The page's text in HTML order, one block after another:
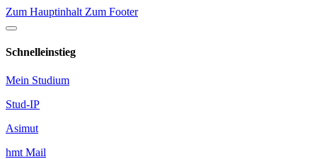
Zum Hauptinhalt Zum Footer
Schnelleinstieg
Mein Studium
Stud-IP
Asimut
hmt Mail